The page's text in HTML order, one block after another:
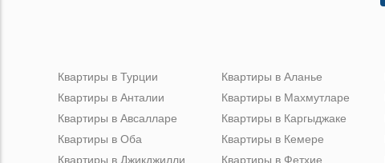
Квартиры в Турции
Квартиры в Анталии
Квартиры в Авсалларе
Квартиры в Оба
Квартиры в Джикджилли
Квартиры в Аланье
Квартиры в Махмутларе
Квартиры в Каргыджаке
Квартиры в Кемере
Квартиры в Фетхие